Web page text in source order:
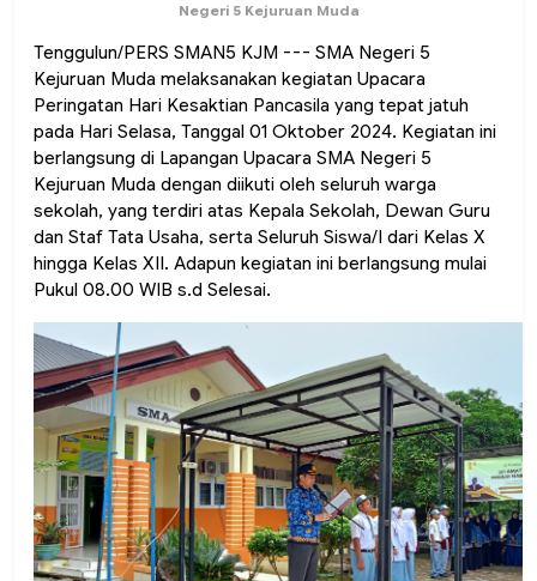
Negeri 5 Kejuruan Muda
Tenggulun/PERS SMAN5 KJM --- SMA Negeri 5
Kejuruan Muda melaksanakan kegiatan Upacara
Peringatan Hari Kesaktian Pancasila yang tepat jatuh
pada Hari Selasa, Tanggal 01 Oktober 2024. Kegiatan ini
berlangsung di Lapangan Upacara SMA Negeri 5
Kejuruan Muda dengan diikuti oleh seluruh warga
sekolah, yang terdiri atas Kepala Sekolah, Dewan Guru
dan Staf Tata Usaha, serta Seluruh Siswa/I dari Kelas X
hingga Kelas XII. Adapun kegiatan ini berlangsung mulai
Pukul 08.00 WIB s.d Selesai.